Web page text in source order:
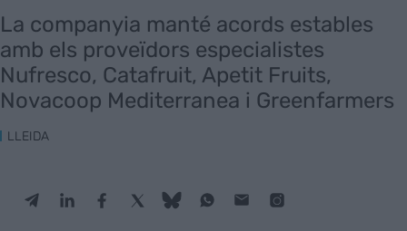
La companyia manté acords estables
amb els proveïdors especialistes
Nufresco, Catafruit, Apetit Fruits,
Novacoop Mediterranea i Greenfarmers
LLEIDA